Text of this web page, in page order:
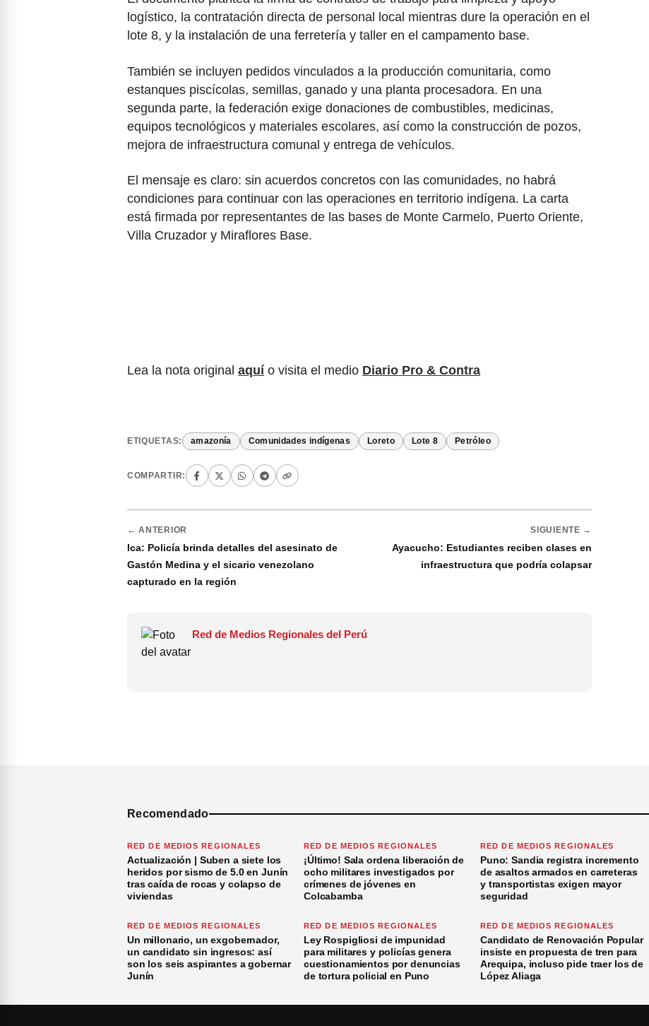
logístico, la contratación directa de personal local mientras dure la operación en el
lote 8, y la instalación de una ferretería y taller en el campamento base.
También se incluyen pedidos vinculados a la producción comunitaria, como
estanques piscícolas, semillas, ganado y una planta procesadora. En una
segunda parte, la federación exige donaciones de combustibles, medicinas,
equipos tecnológicos y materiales escolares, así como la construcción de pozos,
mejora de infraestructura comunal y entrega de vehículos.
El mensaje es claro: sin acuerdos concretos con las comunidades, no habrá
condiciones para continuar con las operaciones en territorio indígena. La carta
está firmada por representantes de las bases de Monte Carmelo, Puerto Oriente,
Villa Cruzador y Miraflores Base.
Lea la nota original aquío visita el medio Diario Pro & Contra
ETIQUETAS: amazonía Comunidades indígenas Loreto Lote 8 Petróleo
COMPARTIR:
← ANTERIOR
Ica: Policía brinda detalles del asesinato de
Gastón Medina y el sicario venezolano
capturado en la región
SIGUIENTE →
Ayacucho: Estudiantes reciben clases en
infraestructura que podría colapsar
Red de Medios Regionales del Perú
Recomendado
RED DE MEDIOS REGIONALES
Actualización | Suben a siete los
heridos por sismo de 5.0 en Junín
tras caída de rocas y colapso de
viviendas
RED DE MEDIOS REGIONALES
¡Último! Sala ordena liberación de
ocho militares investigados por
crímenes de jóvenes en
Colcabamba
RED DE MEDIOS REGIONALES
Puno: Sandia registra incremento
de asaltos armados en carreteras
y transportistas exigen mayor
seguridad
RED DE MEDIOS REGIONALES
Un millonario, un exgobernador,
un candidato sin ingresos: así
son los seis aspirantes a gobernar
Junín
RED DE MEDIOS REGIONALES
Ley Rospigliosi de impunidad
para militares y policías genera
cuestionamientos por denuncias
de tortura policial en Puno
RED DE MEDIOS REGIONALES
Candidato de Renovación Popular
insiste en propuesta de tren para
Arequipa, incluso pide traer los de
López Aliaga